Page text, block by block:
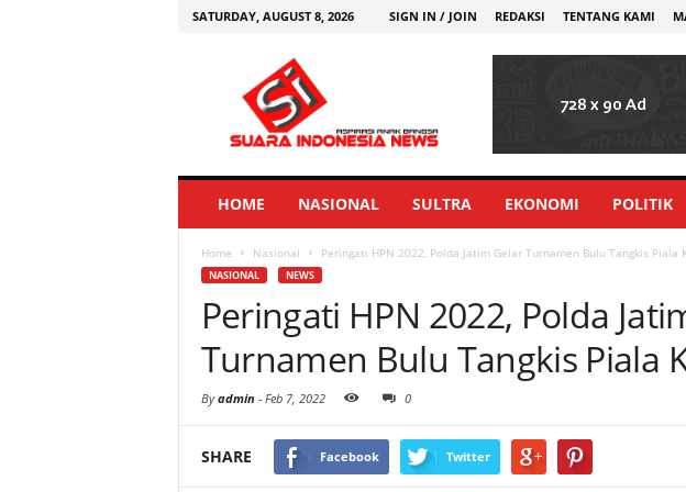
SATURDAY, AUGUST 8, 2026 SIGN IN / JOIN REDAKSI TENTANG KAMI
HOME NASIONAL SULTRA EKONOMI POLITIK
Home Nasional Peringati HPN 2022, Polda Jatim Gelar Turnamen Bulu Tangkis Piala
NASIONAL NEWS
Peringati HPN 2022, Polda
Turnamen Bulu Tangkis Piala
Byadmin - Feb 7, 2022 0
SHARE Facebook Twitter